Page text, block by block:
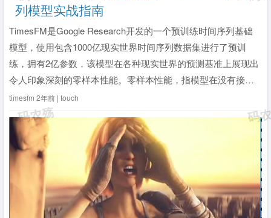
列模型实战指南
TimesFM是Google Research开发的一个预训练时间序列基础
模型，使用包含1000亿现实世界时间序列数据集进行了预训
练，拥有2亿参数，该模型在各种现实世界的预测基准上展现出
令人印象深刻的零样本性能。零样本性能，指模型在没有接受
过任何特定任务训练数据的情况下，对该任务的预测能力。本
文将通过使用TimesFM模型对月度进口普通化妆品备案数进行
预测来...
timesfm 2年前 | touch